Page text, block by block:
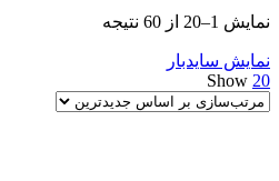
نمایش 1–20 از 60 نتیجه
نمایش سایدبار
Show 20